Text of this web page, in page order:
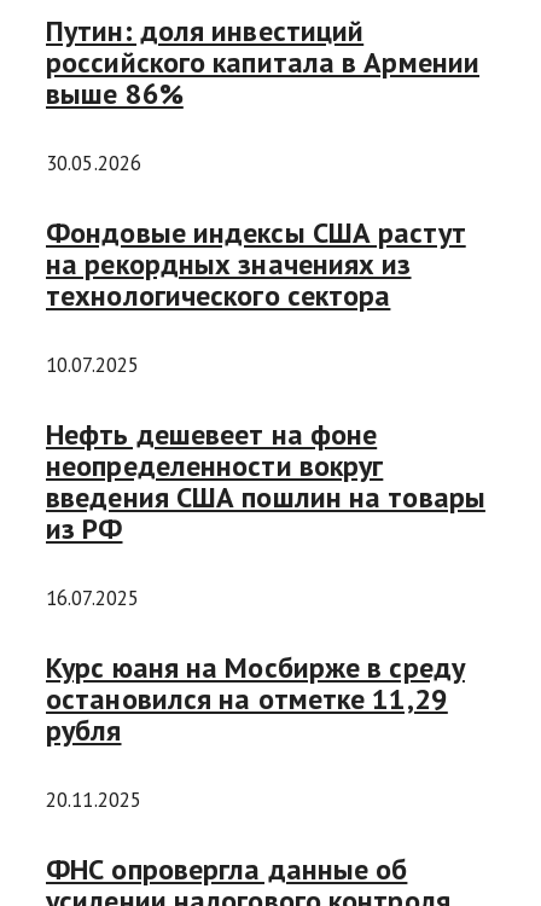
Путин: доля инвестиций
российского капитала в Армении
выше 86%
30.05.2026
Фондовые индексы США растут
на рекордных значениях из
технологического сектора
10.07.2025
Нефть дешевеет на фоне
неопределенности вокруг
введения США пошлин на товары
из РФ
16.07.2025
Курс юаня на Мосбирже в среду
остановился на отметке 11,29
рубля
20.11.2025
ФНС опровергла данные об